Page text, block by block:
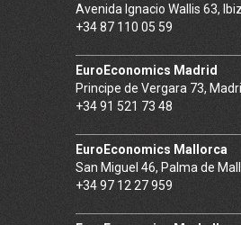
Avenida Ignacio Wallis 63,
+34 87 110 05 59
EuroEconomics Madrid
Principe de Vergara 73,
+34 91 521 73 48
EuroEconomics Mallorca
San Miguel 46, Palma de
+34 97 12 27 959